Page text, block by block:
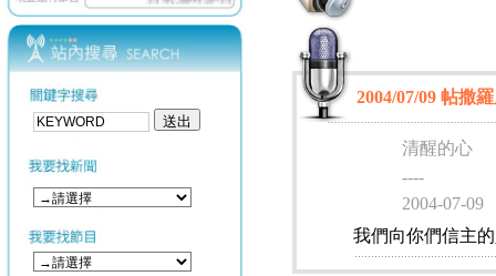
2004/07/09 帖撒
清醒的心
----
2004-07-09
我們向你們信主